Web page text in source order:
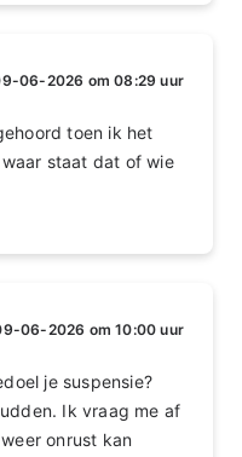
06-2026 om 08:29 uur
toen ik het
staat dat of wie
06-2026 om 10:00 uur
je suspensie?
Ik vraag me af
onrust kan